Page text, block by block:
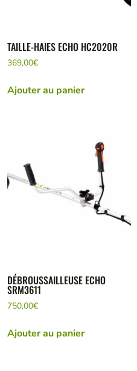
TAILLE-HAIES ECHO HC2020R
369,00€
Ajouter au panier
DÉBROUSSAILLEUSE ECHO
SRM3611
750,00€
Ajouter au panier